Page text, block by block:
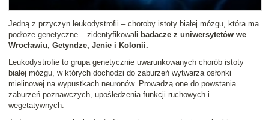
Jedną z przyczyn leukodystrofii – choroby istoty białej mózgu, która ma
podłoże genetyczne – zidentyfikowali badacze z uniwersytetów we
Wrocławiu, Getyndze, Jenie i Kolonii.
Leukodystrofie to grupa genetycznie uwarunkowanych chorób istoty
białej mózgu, w których dochodzi do zaburzeń wytwarza osłonki
mielinowej na wypustkach neuronów. Prowadzą one do powstania
zaburzeń poznawczych, upośledzenia funkcji ruchowych i
wegetatywnych.